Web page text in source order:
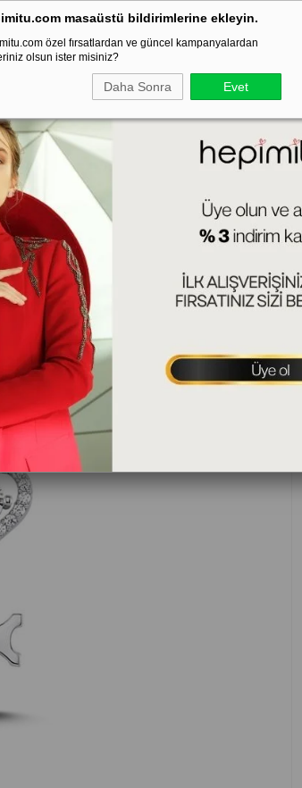
masaüstü bildirimlerine ekleyin.
özel fırsatlardan ve güncel kampanyalardan
olsun ister misiniz?
Daha Sonra Evet
Extra %3 İndirim - Vade Farksız 3 Taksit Ödeme